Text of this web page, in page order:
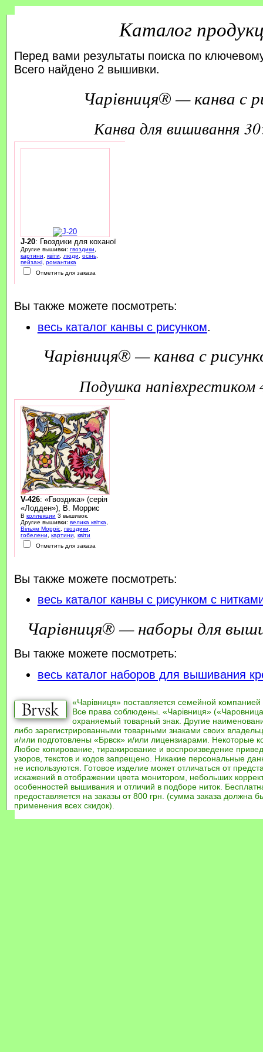
Каталог
Перед вами результаты поиска по
Всего найдено 2 вышивки.
Чарівниця® — канва с
канва для вишивання
J-20: Гвоздики для коханої
Другие вышивки: гвоздики
картини
квіти люди осінь,
пейзажі, романтика
Отметить для заказа
Вы также можете посмотреть:
весь каталог канвы с рисунком.
Чарівниця® — канва с
подушка
V-426: «Гвоздика» (серія
«Лодден»), В. Моррис
В коллекции 3 вышивок.
Другие вышивки: велика квітка
Вільям Морріс, гвоздики
гобелени
картини
квіти
Отметить для заказа
Вы также можете посмотреть:
весь каталог канвы с рисунком с
Чарівниця® — наборы для
Вы также можете посмотреть:
весь каталог наборов для вышивания
«Чарівниця» поставляется семейной компанией
Все права соблюдены. «Чарівниця»
охраняемый товарный знак. Другие
либо зарегистрированными товарными знаками своих
и/или подготовлены «Брвск» и/или лицензиарами. Некоторые
Любое копирование, тиражирование и воспроизведение
узоров, текстов и кодов запрещено. Никакие персональные
не используются. Готовое изделие может отличаться от
искажений в отображении цвета монитором, небольших
особенностей вышивания и отличий в подборе ниток.
предоставляется на заказы от 800 грн. (сумма заказа должна
применения всех скидок).